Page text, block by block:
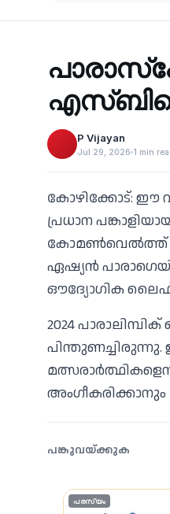
‹
P Vijayan
Jul 29, 2026 1 min
കോഴിക്കോട്: ഈ
പ്രധാന
കോമണ്‍വെല്‍ത്ത്
ഏഷ്യന്‍
ഔദ്യോഗിക
2024
പിന്തുണച്ചിരുന്നു.
പങ്കുവയ്ക്കുക
പരസ്യം